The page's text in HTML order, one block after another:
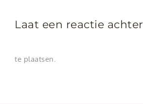
Laat een reactie achter
te plaatsen.